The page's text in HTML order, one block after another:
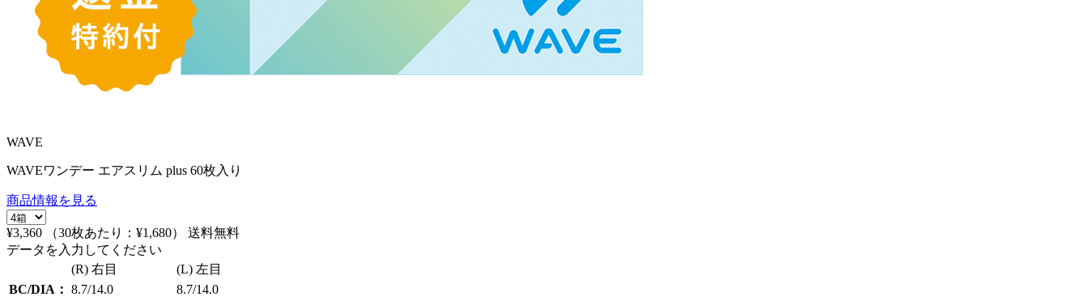
WAVE
WAVEワンデー エアスリム plus 60枚入り
商品情報を見る
¥3,360 （30枚あたり： ¥1,680）
送料無料
データを入力してください
(R) 右目
(L) 左目
BC/DIA： 8.7/14.0
8.7/14.0